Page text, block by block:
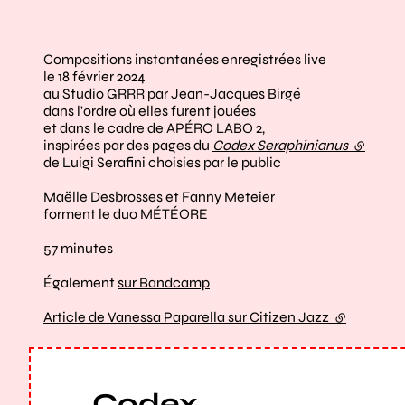
Compositions instantanées enregistrées live
le 18 février 2024
au Studio GRRR par Jean-Jacques Birgé
dans l'ordre où elles furent jouées
et dans le cadre de APÉRO LABO 2,
inspirées par des pages du Codex Seraphinianus (lien
de Luigi Serafini choisies par le public
Maëlle Desbrosses et Fanny Meteier
forment le duo MÉTÉORE
57 minutes
Égalementsur Bandcamp
Article de Vanessa Paparella sur Citizen Jazz (lien